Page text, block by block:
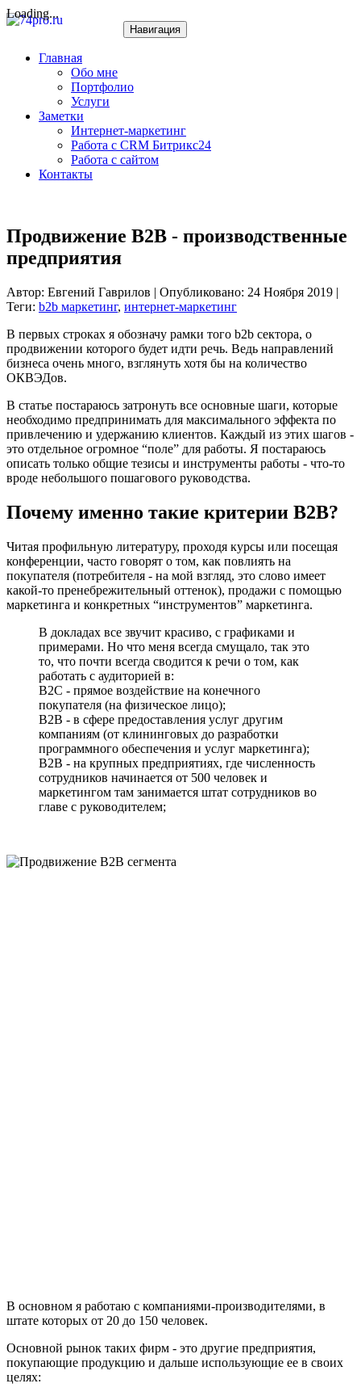
Loading...
Навигация
Главная
Обо мне
Портфолио
Услуги
Заметки
Интернет-маркетинг
Работа с CRM Битрикс24
Работа с сайтом
Контакты
Продвижение B2B - производственные
предприятия
Автор: Евгений Гаврилов | Опубликовано: 24 Ноября 2019 |
Теги: b2b маркетинг, интернет-маркетинг
В первых строках я обозначу рамки того b2b сектора, о
продвижении которого будет идти речь. Ведь направлений
бизнеса очень много, взглянуть хотя бы на количество
ОКВЭДов.
В статье постараюсь затронуть все основные шаги, которые
необходимо предпринимать для максимального эффекта по
привлечению и удержанию клиентов. Каждый из этих шагов -
это отдельное огромное “поле” для работы. Я постараюсь
описать только общие тезисы и инструменты работы - что-то
вроде небольшого пошагового руководства.
Почему именно такие критерии B2B?
Читая профильную литературу, проходя курсы или посещая
конференции, часто говорят о том, как повлиять на
покупателя (потребителя - на мой взгляд, это слово имеет
какой-то пренебрежительный оттенок), продажи с помощью
маркетинга и конкретных “инструментов” маркетинга.
В докладах все звучит красиво, с графиками и
примерами. Но что меня всегда смущало, так это
то, что почти всегда сводится к речи о том, как
работать с аудиторией в:
B2C - прямое воздействие на конечного
покупателя (на физическое лицо);
B2B - в сфере предоставления услуг другим
компаниям (от клининговых до разработки
программного обеспечения и услуг маркетинга);
B2B - на крупных предприятиях, где численность
сотрудников начинается от 500 человек и
маркетингом там занимается штат сотрудников во
главе с руководителем;
В основном я работаю с компаниями-производителями, в
штате которых от 20 до 150 человек.
Основной рынок таких фирм - это другие предприятия,
покупающие продукцию и дальше использующие ее в своих
целях: